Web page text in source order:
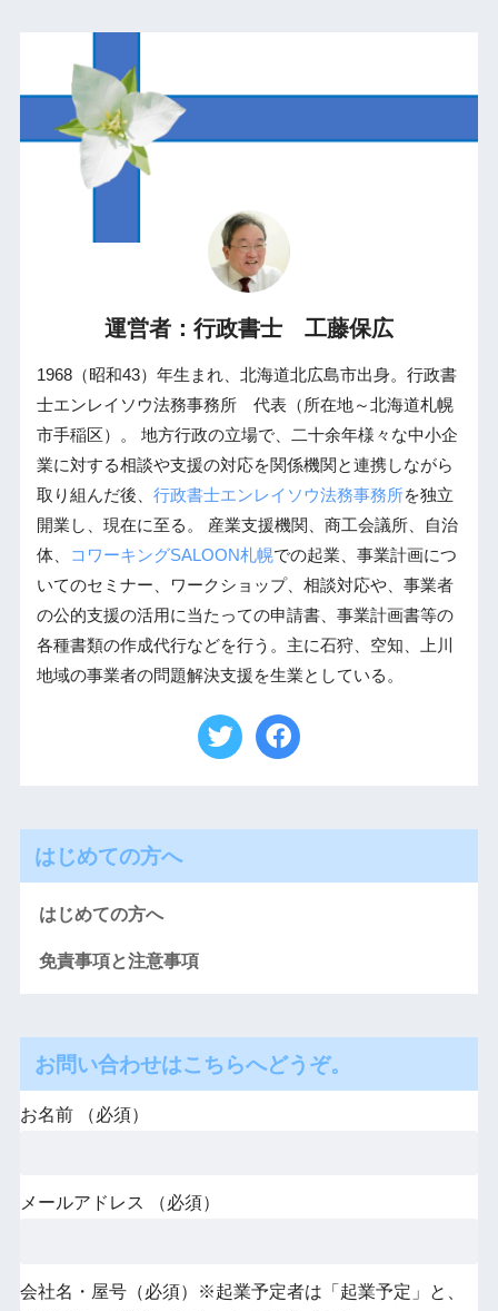
運営者：行政書士 工藤保広
1968（昭和43）年生まれ、北海道北広島市出身。行政書
士エンレイソウ法務事務所 代表（所在地～北海道札幌
市手稲区）。 地方行政の立場で、二十余年様々な中小企
業に対する相談や支援の対応を関係機関と連携しながら
取り組んだ後、 行政書士エンレイソウ法務事務所を独立
開業し、現在に至る。 産業支援機関、商工会議所、自治
体、
コワーキングSALOON札幌での起業、事業計画につ
いてのセミナー、ワークショップ、相談対応や、事業者
の公的支援の活用に当たっての申請書、事業計画書等の
各種書類の作成代行などを行う。主に石狩、空知、上川
地域の事業者の問題解決支援を生業としている。
はじめての方へ
はじめての方へ
免責事項と注意事項
お問い合わせはこちらへどうぞ。
お名前 （必須）
メールアドレス （必須）
会社名・屋号（必須）※起業予定者は「起業予定」と、